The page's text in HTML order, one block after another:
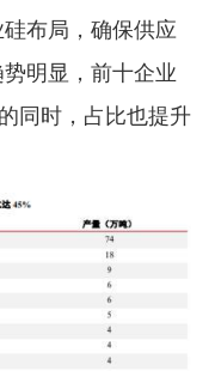
布局，确保供应
明显，前十企业
同时，占比也提升